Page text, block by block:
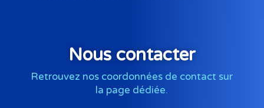
Nous contacter
Retrouvez nos coordonnées de contact sur
la page dédiée.